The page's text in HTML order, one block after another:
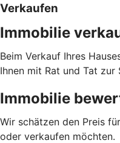
Verkaufen
Immobilie
Beim Verkauf Ihres
Ihnen mit Rat und Tat zur
Immobilie
Wir schätzen den Preis
oder verkaufen möchten.